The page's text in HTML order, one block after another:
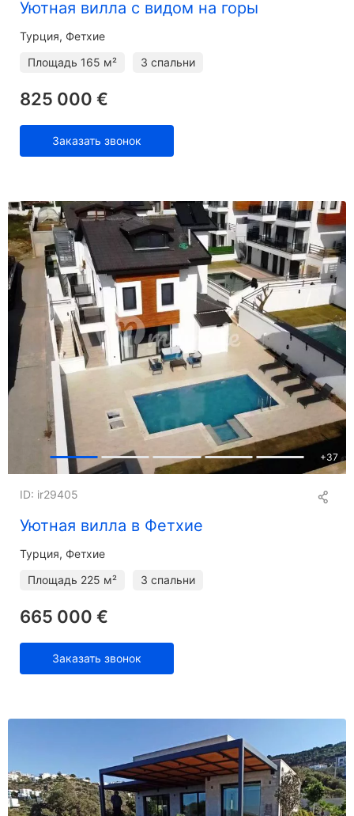
Уютная вилла с видом на горы
Турция, Фетхие
Площадь 165 м² 3 спальни
825 000 €
Заказать звонок
+37
Уютная вилла в Фетхие
ID: ir29405
Турция, Фетхие
Площадь 225 м² 3 спальни
665 000 €
Заказать звонок